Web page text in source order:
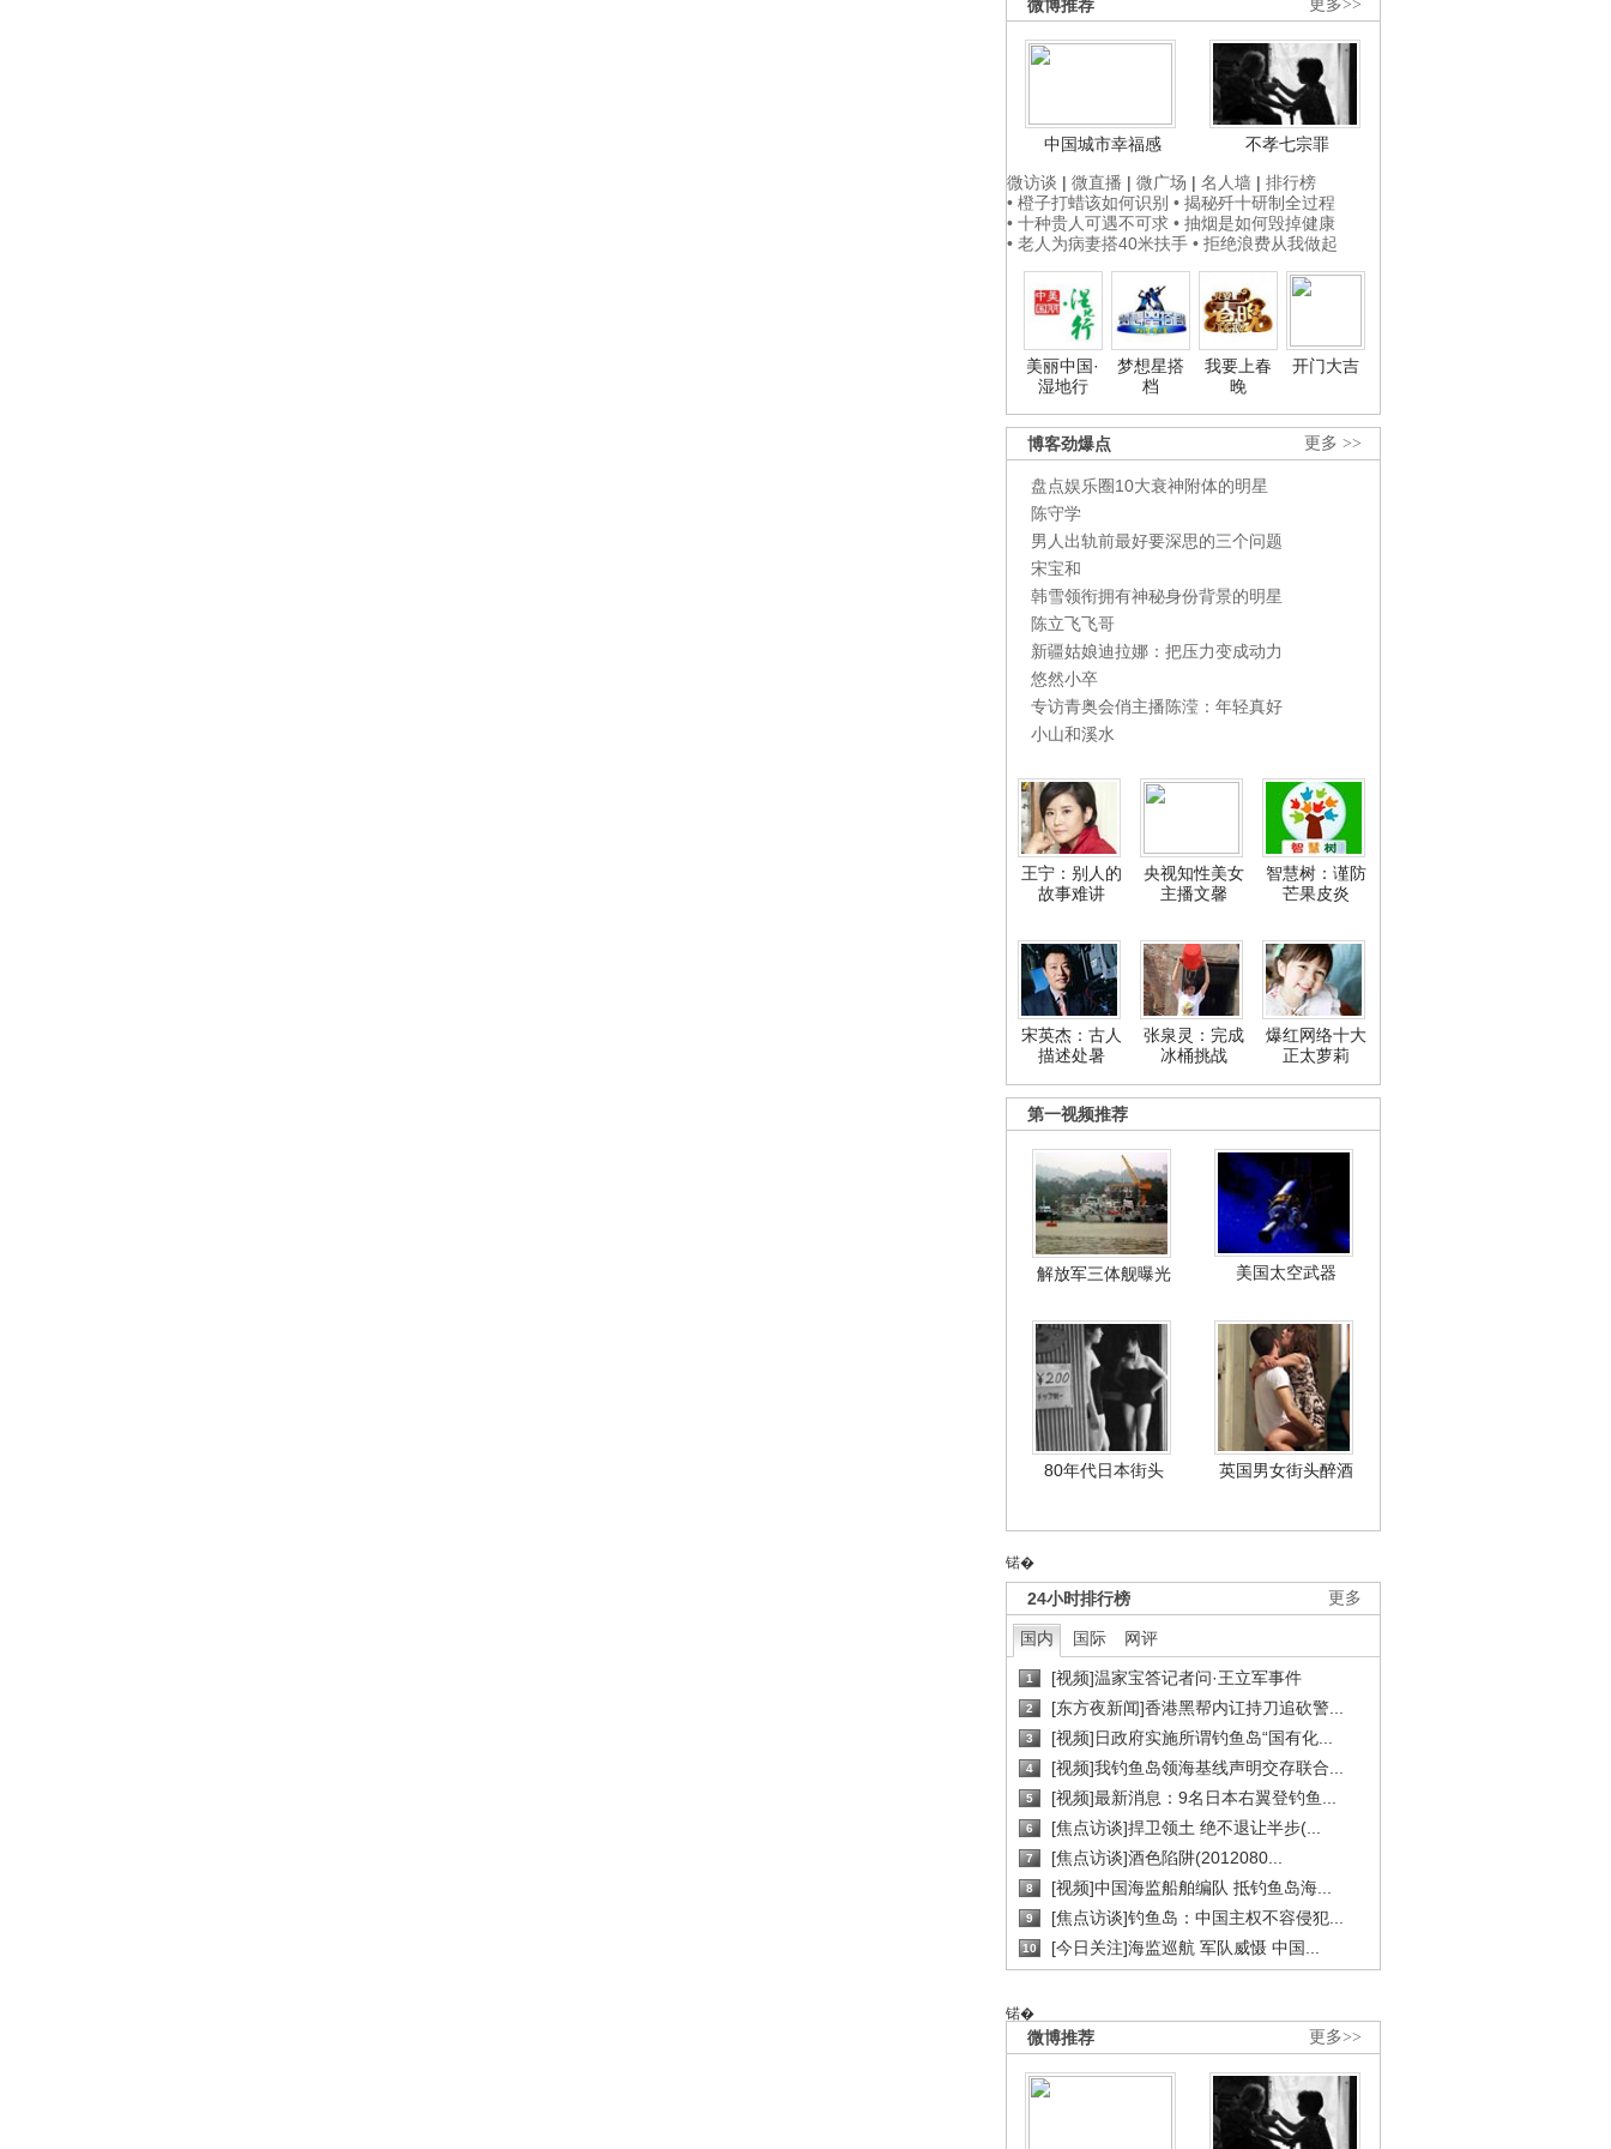
更多>>
微博推荐
中国城市幸福感
不孝七宗罪
微访谈 | 微直播 | 微广场 | 名人墙 | 排行榜
• 橙子打蜡该如何识别 • 揭秘歼十研制全过程
• 十种贵人可遇不可求 • 抽烟是如何毁掉健康
• 老人为病妻搭40米扶手 • 拒绝浪费从我做起
美丽中国·
湿地行
梦想星搭
档
我要上春
晚
开门大吉
更多 >>
博客劲爆点
盘点娱乐圈10大衰神附体的明星
陈守学
男人出轨前最好要深思的三个问题
宋宝和
韩雪领衔拥有神秘身份背景的明星
陈立飞飞哥
新疆姑娘迪拉娜：把压力变成动力
悠然小卒
专访青奥会俏主播陈滢：年轻真好
小山和溪水
王宁：别人的
故事难讲
央视知性美女
主播文馨
智慧树：谨防
芒果皮炎
宋英杰：古人
描述处暑
张泉灵：完成
冰桶挑战
爆红网络十大
正太萝莉
第一视频推荐
解放军三体舰曝光 美国太空武器
80年代日本街头 英国男女街头醉酒
锘�
更多
24小时排行榜
国内 国际 网评
1 [视频]温家宝答记者问·王立军事件
2 [东方夜新闻]香港黑帮内讧持刀追砍警...
3 [视频]日政府实施所谓钓鱼岛“国有化...
4 [视频]我钓鱼岛领海基线声明交存联合...
5 [视频]最新消息：9名日本右翼登钓鱼...
6 [焦点访谈]捍卫领土 绝不退让半步(...
7 [焦点访谈]酒色陷阱(2012080...
8 [视频]中国海监船舶编队 抵钓鱼岛海...
9 [焦点访谈]钓鱼岛：中国主权不容侵犯...
10 [今日关注]海监巡航 军队威慑 中国...
锘�
更多>>
微博推荐